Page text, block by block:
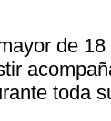
de
toda